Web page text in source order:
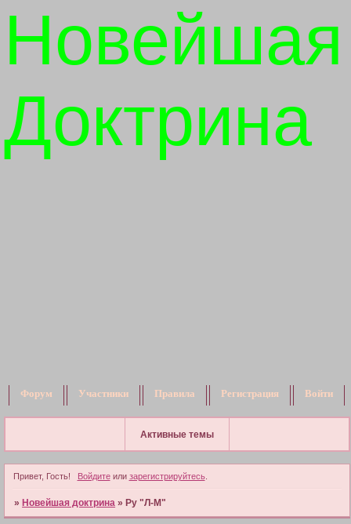
Новейшая
Доктрина
Форум Участники Правила Регистрация Войти
Активные темы
Привет, Гость! Войдитеили зарегистрируйтесь.
»Новейшая доктрина »Ру "Л-М"